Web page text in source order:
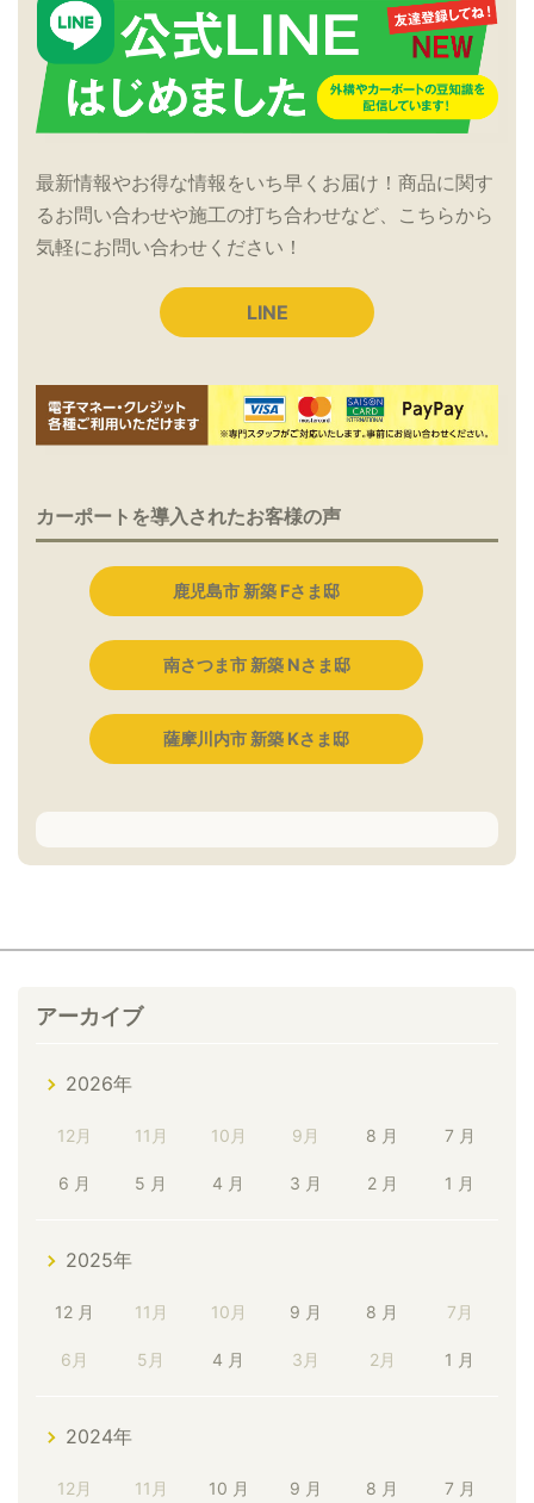
最新情報やお得な情報をいち早くお届け！商品に関す
るお問い合わせや施工の打ち合わせなど、こちらから
気軽にお問い合わせください！
LINE
カーポートを導入されたお客様の声
鹿児島市 新築 Fさま邸
南さつま市 新築 Nさま邸
薩摩川内市 新築 Kさま邸
アーカイブ
2026年
12月 11月 10月 9月 8 月 7 月
6 月 5 月 4 月 3 月 2 月 1 月
2025年
12 月 11月 10月 9 月 8 月 7月
6月 5月 4 月 3月 2月 1 月
2024年
12月 11月 10 月 9 月 8 月 7 月